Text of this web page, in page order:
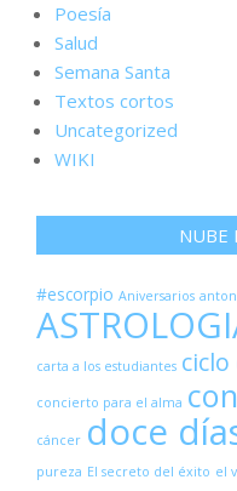
Poesía
Salud
Semana Santa
Textos cortos
Uncategorized
WIKI
NUBE
#escorpio Aniversarios
carta a los estudiantes
concierto para el alma
cáncer doce
pureza El secreto del éxito el